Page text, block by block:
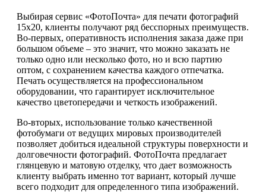
Выбирая сервис «ФотоПочта» для печати фотографий
15х20, клиенты получают ряд бесспорных преимуществ.
Во-первых, оперативность исполнения заказа даже при
большом объеме – это значит, что можно заказать не
только одно или несколько фото, но и всю партию
оптом, с сохранением качества каждого отпечатка.
Печать осуществляется на профессиональном
оборудовании, что гарантирует исключительное
качество цветопередачи и четкость изображений.
Во-вторых, использование только качественной
фотобумаги от ведущих мировых производителей
позволяет добиться идеальной структуры поверхности и
долговечности фотографий. ФотоПочта предлагает
глянцевую и матовую отделку, что дает возможность
клиенту выбрать именно тот вариант, который лучше
всего подходит для определенного типа изображений.